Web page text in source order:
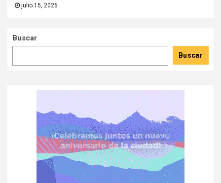
julio 15, 2026
Buscar
Buscar